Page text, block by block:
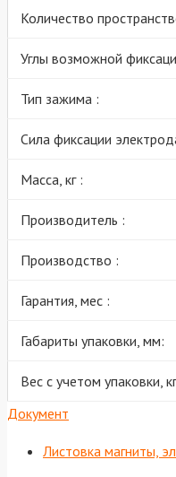
Количество
Углы возможной
Тип зажима :
Сила фиксации
Масса, кг :
Производитель :
Производство :
Гарантия, мес :
Габариты упаковки, мм:
Вес с учетом упаковки,
Документ
Листовка магниты,